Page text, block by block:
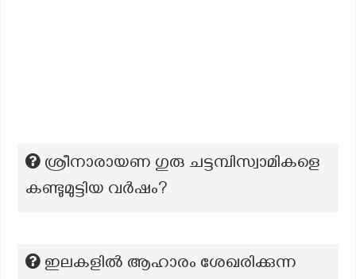
ശ്രീനാരായണ ഗുരു ചട്ടമ്പിസ്വാമികളെ
കണ്ടുമുട്ടിയ വർഷം?
ഇലകളിൽ ആഹാരം ശേഖരിക്കുന്ന